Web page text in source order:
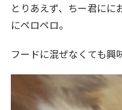
とりあえず、ちー君にに
にペロペロ。
フードに混ぜなくても興